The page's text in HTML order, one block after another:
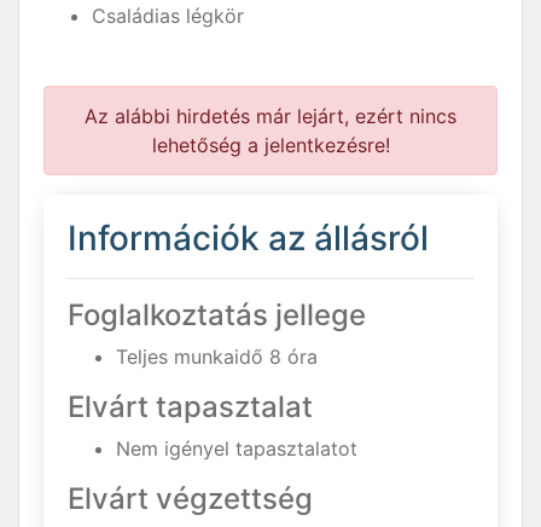
Családias légkör
Az alábbi hirdetés már lejárt, ezért nincs
lehetőség a jelentkezésre!
Információk az állásról
Foglalkoztatás jellege
Teljes munkaidő 8 óra
Elvárt tapasztalat
Nem igényel tapasztalatot
Elvárt végzettség